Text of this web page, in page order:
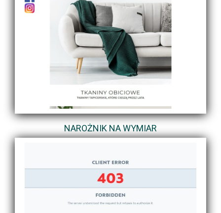
NAROŻNIK NA WYMIAR